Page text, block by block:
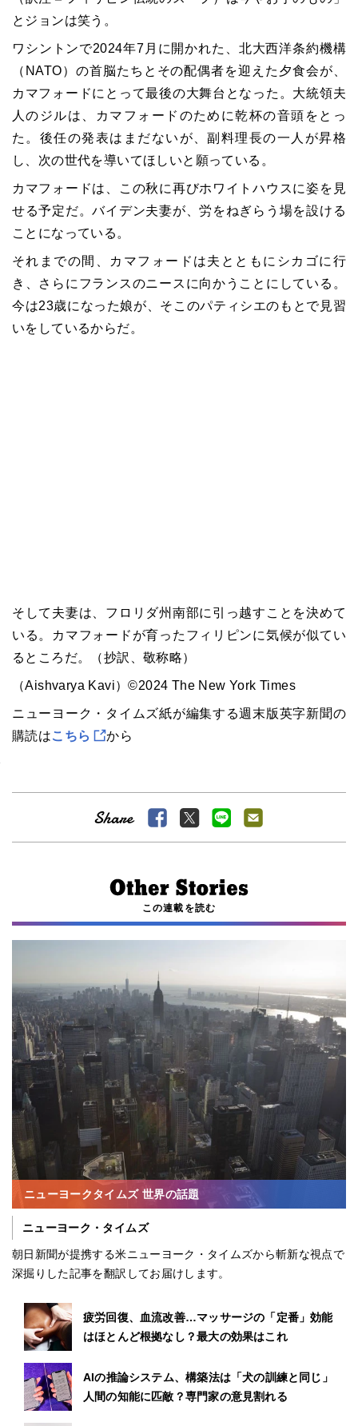
とジョンは笑う。
ワシントンで2024年7月に開かれた、北大西洋条約機構
（NATO）の首脳たちとその配偶者を迎えた夕食会が、
カマフォードにとって最後の大舞台となった。大統領夫
人のジルは、カマフォードのために乾杯の音頭をとっ
た。後任の発表はまだないが、副料理長の一人が昇格
し、次の世代を導いてほしいと願っている。
カマフォードは、この秋に再びホワイトハウスに姿を見
せる予定だ。バイデン夫妻が、労をねぎらう場を設ける
ことになっている。
それまでの間、カマフォードは夫とともにシカゴに行
き、さらにフランスのニースに向かうことにしている。
今は23歳になった娘が、そこのパティシエのもとで見習
いをしているからだ。
そして夫妻は、フロリダ州南部に引っ越すことを決めて
いる。カマフォードが育ったフィリピンに気候が似てい
るところだ。（抄訳、敬称略）
（Aishvarya Kavi）©2024 The New York Times
ニューヨーク・タイムズ紙が編集する週末版英字新聞の
購読はこちら から
この連載を読む
ニューヨークタイムズ 世界の話題
ニューヨーク・タイムズ
朝日新聞が提携する米ニューヨーク・タイムズから斬新な視点で
深掘りした記事を翻訳してお届けします。
疲労回復、血流改善…マッサージの「定番」効能
はほとんど根拠なし？最大の効果はこれ
AIの推論システム、構築法は「犬の訓練と同じ」
人間の知能に匹敵？専門家の意見割れる